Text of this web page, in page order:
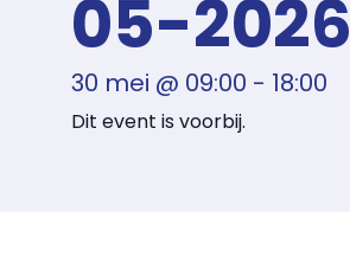
05-2026
30 mei @ 09:00 - 18:00
Dit event is voorbij.